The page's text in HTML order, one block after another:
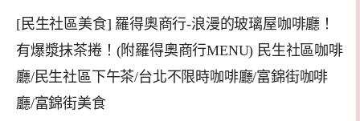
[民生社區美食] 羅得奧商行-浪漫的玻璃屋咖啡廳！
有爆漿抹茶捲！(附羅得奧商行MENU) 民生社區咖啡
廳/民生社區下午茶/台北不限時咖啡廳/富錦街咖啡
廳/富錦街美食